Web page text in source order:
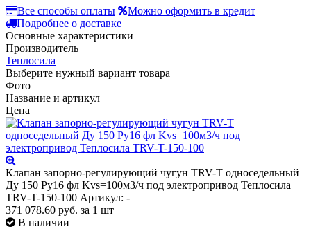
Все способы оплаты
Можно оформить в кредит
Подробнее о доставке
Основные характеристики
Производитель
Теплосила
Выберите нужный вариант товара
Фото
Название и артикул
Цена
Клапан запорно-регулирующий чугун TRV-T односедельный
Ду 150 Ру16 фл Kvs=100м3/ч под электропривод Теплосила
TRV-T-150-100 Артикул: -
371 078.60 руб. за 1 шт
В наличии